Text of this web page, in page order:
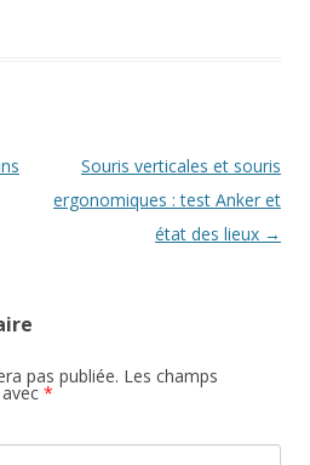
Souris verticales et souris
ergonomiques : test Anker et
état des lieux →
pas publiée. Les champs
*